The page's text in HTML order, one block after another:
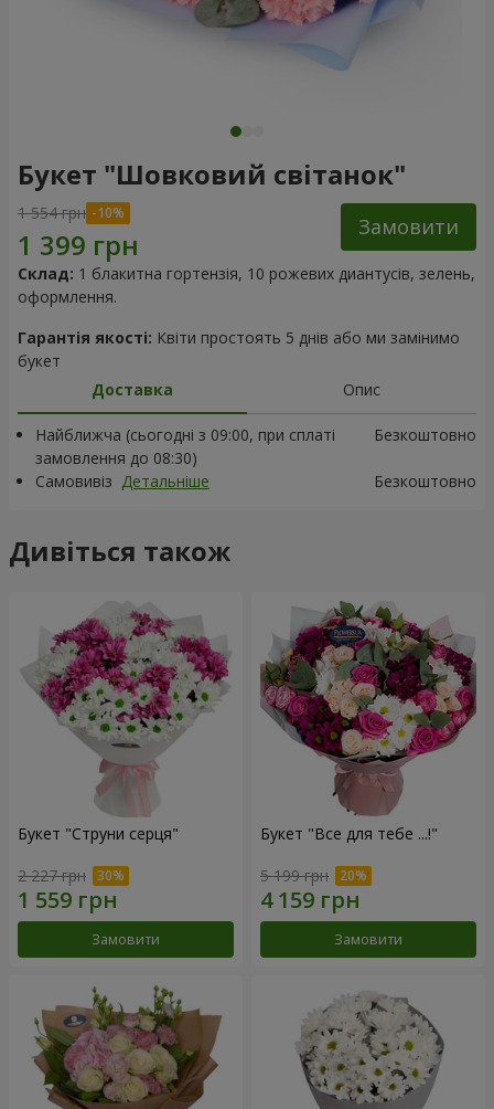
Букет "Шовковий світанок"
1 554 грн
Замовити
Склад: 1 блакитна гортензія, 10 рожевих диантусів, зелень,
оформлення.
Гарантія якості: Квіти простоять 5 днів або ми замінимо
букет
Доставка
Опис
Найближча (сьогодні з 09:00, при сплаті
замовлення до 08:30)
Безкоштовно
Самовивіз Детальніше Безкоштовно
Дивіться також
Букет "Струни серця"
2 227 грн
Замовити
Букет "Все для тебе ...!"
5 199 грн
Замовити